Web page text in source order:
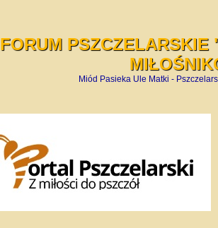
FORUM
Miód Pasieka Ule Matki -